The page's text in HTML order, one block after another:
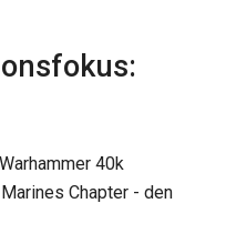
40k
Chapter - den